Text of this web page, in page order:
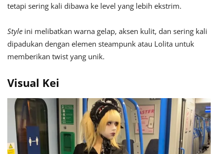
tetapi sering kali dibawa ke level yang lebih ekstrim.
Style ini melibatkan warna gelap, aksen kulit, dan sering kali
dipadukan dengan elemen steampunk atau Lolita untuk
memberikan twist yang unik.
Visual Kei